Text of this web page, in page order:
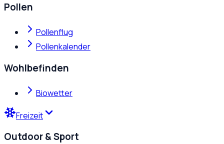
Pollen
Pollenflug
Pollenkalender
Wohlbefinden
Biowetter
Freizeit
Outdoor & Sport